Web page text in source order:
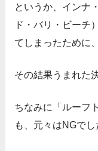
というか、インナ
ド・バリ・ビーチ
てしまったために
その結果うまれた
ちなみに「ルーフ
も、元々はNGでし